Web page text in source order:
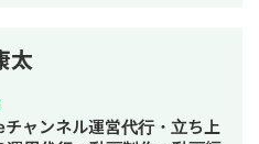
株式会社】」 7:44～
watch?
・
「YouTubeディレクター道
アカデミー SNS戦略 講師
）
太
ャンネル運営代行・立ち上